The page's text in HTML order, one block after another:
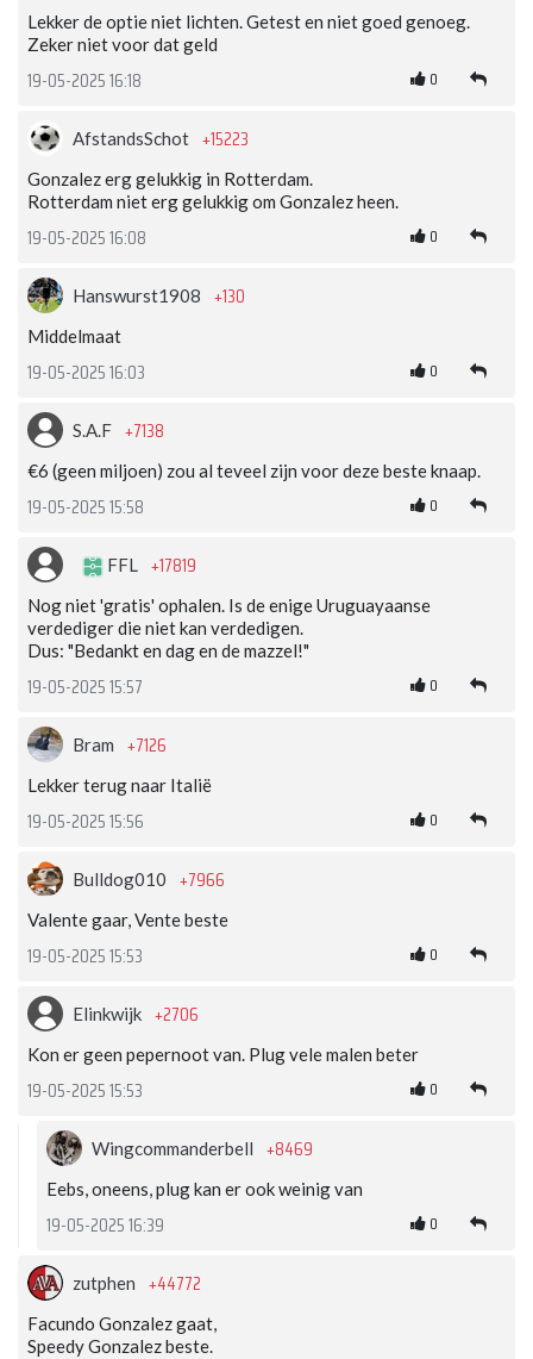
Lekker de optie niet lichten. Getest en niet goed genoeg.
Zeker niet voor dat geld
19-05-2025 16:18 0
AfstandsSchot +15223
Gonzalez erg gelukkig in Rotterdam.
Rotterdam niet erg gelukkig om Gonzalez heen.
19-05-2025 16:08 0
Hanswurst1908 +130
Middelmaat
19-05-2025 16:03 0
S.A.F +7138
€6 (geen miljoen) zou al teveel zijn voor deze beste knaap.
19-05-2025 15:58 0
FFL +17819
Nog niet 'gratis' ophalen. Is de enige Uruguayaanse
verdediger die niet kan verdedigen.
Dus: "Bedankt en dag en de mazzel!"
19-05-2025 15:57 0
Bram +7126
Lekker terug naar Italië
19-05-2025 15:56 0
Bulldog010 +7966
Valente gaar, Vente beste
19-05-2025 15:53 0
Elinkwijk +2706
Kon er geen pepernoot van. Plug vele malen beter
19-05-2025 15:53 0
Wingcommanderbell +8469
Eebs, oneens, plug kan er ook weinig van
19-05-2025 16:39 0
zutphen +44772
Facundo Gonzalez gaat,
Speedy Gonzalez beste.